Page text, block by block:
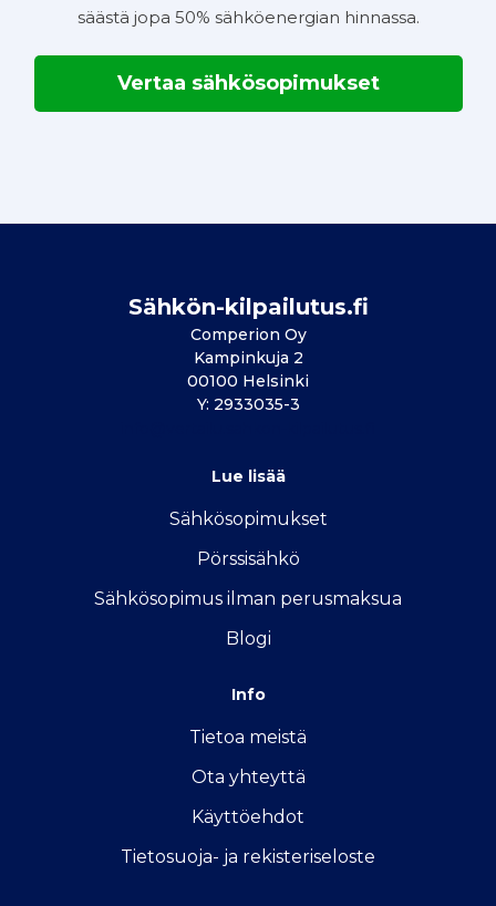
säästä jopa 50% sähköenergian hinnassa.
Vertaa sähkösopimukset
Sähkön-kilpailutus.fi
Comperion Oy
Kampinkuja 2
00100 Helsinki
Y: 2933035-3
Lue lisää
Sähkösopimukset
Pörssisähkö
Sähkösopimus ilman perusmaksua
Blogi
Info
Tietoa meistä
Ota yhteyttä
Käyttöehdot
Tietosuoja- ja rekisteriseloste